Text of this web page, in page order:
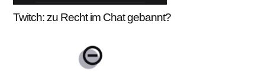
Twitch: zu Recht im Chat gebannt?